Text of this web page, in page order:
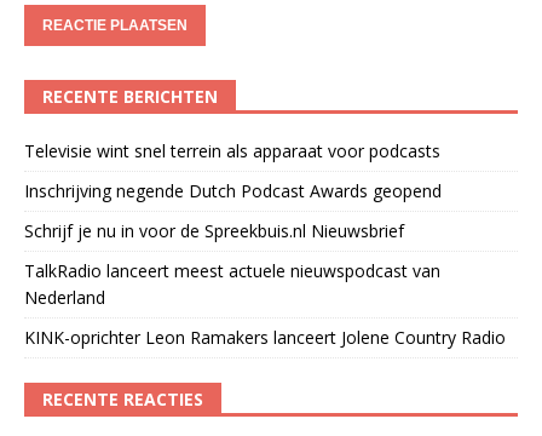
RECENTE BERICHTEN
Televisie wint snel terrein als apparaat voor podcasts
Inschrijving negende Dutch Podcast Awards geopend
Schrijf je nu in voor de Spreekbuis.nl Nieuwsbrief
TalkRadio lanceert meest actuele nieuwspodcast van
Nederland
KINK-oprichter Leon Ramakers lanceert Jolene Country Radio
RECENTE REACTIES